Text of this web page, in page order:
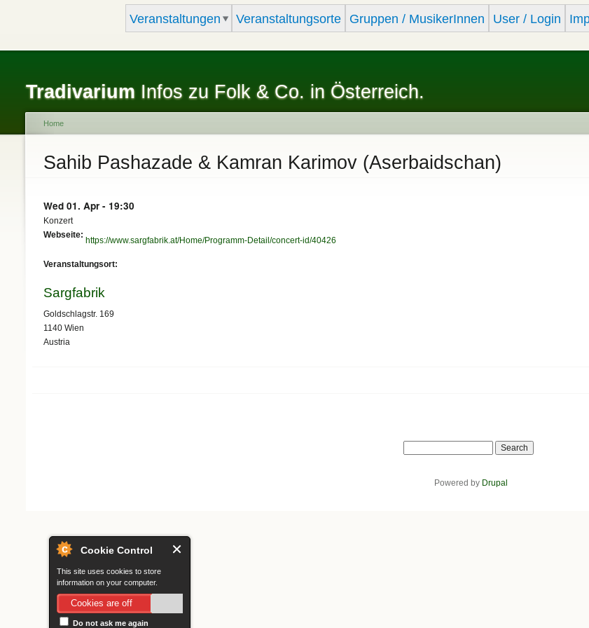
Cookie Control
This site uses cookies to store
information on your computer.
Cookies are off
Do not ask me again
main
content
Veranstaltungen Veranstaltungsorte Gruppen / MusikerInnen User / Login
Tradivarium Infos zu Folk & Co. in Österreich.
You are here
Home
Sahib Pashazade & Kamran Karimov (Aserbaidschan)
Wed 01. Apr - 19:30
Konzert
Webseite:
https://www.sargfabrik.at/Home/Programm-Detail/concert-id/40426
Veranstaltungsort:
Sargfabrik
Goldschlagstr. 169
1140 Wien
Austria
Powered by Drupal